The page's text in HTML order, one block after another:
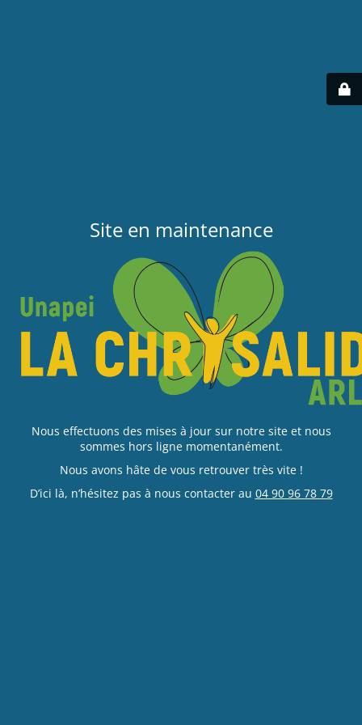
Site en maintenance
Nous effectuons des mises à jour sur notre site et nous
sommes hors ligne momentanément.
Nous avons hâte de vous retrouver très vite !
D’ici là, n’hésitez pas à nous contacter au 04 90 96 78 79